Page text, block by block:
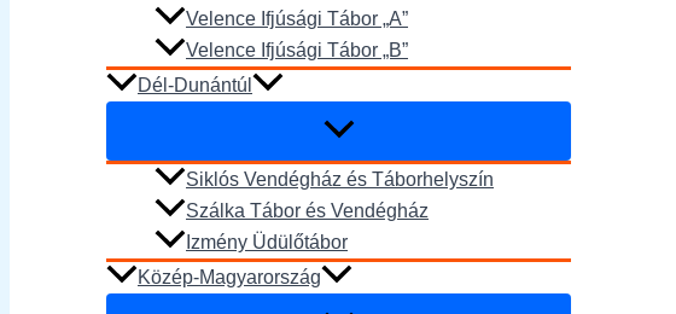
Velence Ifjúsági Tábor „A”
Velence Ifjúsági Tábor „B”
Dél-Dunántúl
Siklós Vendégház és Táborhelyszín
Szálka Tábor és Vendégház
Izmény Üdülőtábor
Közép-Magyarország